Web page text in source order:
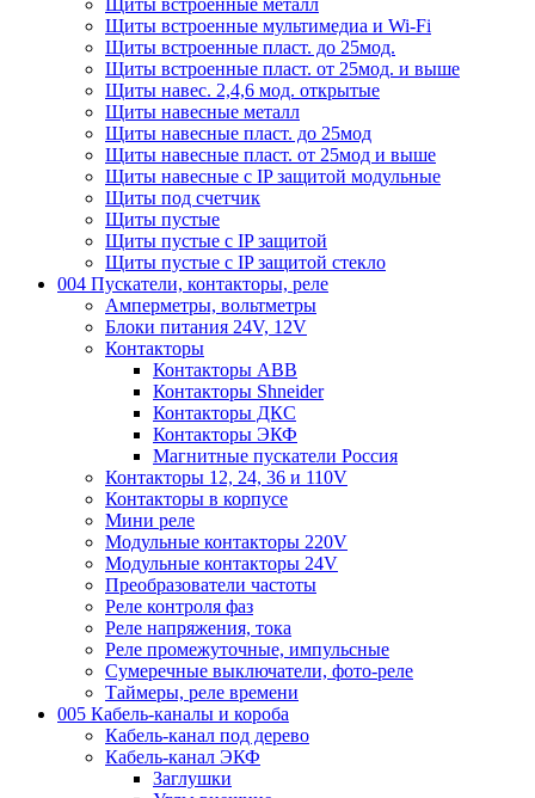
Щиты встроенные металл
Щиты встроенные мультимедиа и Wi-Fi
Щиты встроенные пласт. до 25мод.
Щиты встроенные пласт. от 25мод. и выше
Щиты навес. 2,4,6 мод. открытые
Щиты навесные металл
Щиты навесные пласт. до 25мод
Щиты навесные пласт. от 25мод и выше
Щиты навесные с IP защитой модульные
Щиты под счетчик
Щиты пустые
Щиты пустые с IP защитой
Щиты пустые с IP защитой стекло
004 Пускатели, контакторы, реле
Амперметры, вольтметры
Блоки питания 24V, 12V
Контакторы
Контакторы ABB
Контакторы Shneider
Контакторы ДКС
Контакторы ЭКФ
Магнитные пускатели Россия
Контакторы 12, 24, 36 и 110V
Контакторы в корпусе
Мини реле
Модульные контакторы 220V
Модульные контакторы 24V
Преобразователи частоты
Реле контроля фаз
Реле напряжения, тока
Реле промежуточные, импульсные
Сумеречные выключатели, фото-реле
Таймеры, реле времени
005 Кабель-каналы и короба
Кабель-канал под дерево
Кабель-канал ЭКФ
Заглушки